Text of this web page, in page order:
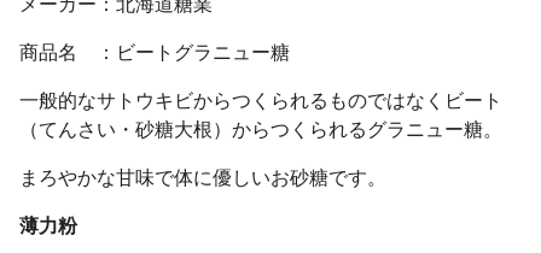
商品名 ：ビートグラニュー糖
一般的なサトウキビからつくられるものではなくビート
（てんさい・砂糖大根）からつくられるグラニュー糖。
まろやかな甘味で体に優しいお砂糖です。
薄力粉